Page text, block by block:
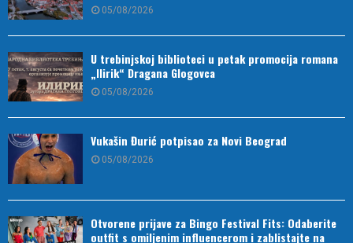
05/08/2026
U trebinjskoj biblioteci u petak promocija romana
„Ilirik“ Dragana Glogovca
05/08/2026
Vukašin Đurić potpisao za Novi Beograd
05/08/2026
Otvorene prijave za Bingo Festival Fits: Odaberite
outfit s omiljenim influencerom i zablistajte na